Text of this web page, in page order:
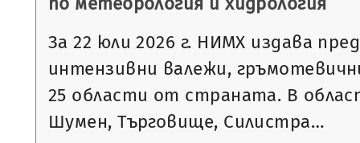
За 22 юли 2026 г. НИМХ издава
интензивни валежи,
25 области от страната. В
Шумен, Търговище, Силистра…